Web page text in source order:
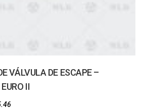
VÁLVULA DE ESCAPE –
II